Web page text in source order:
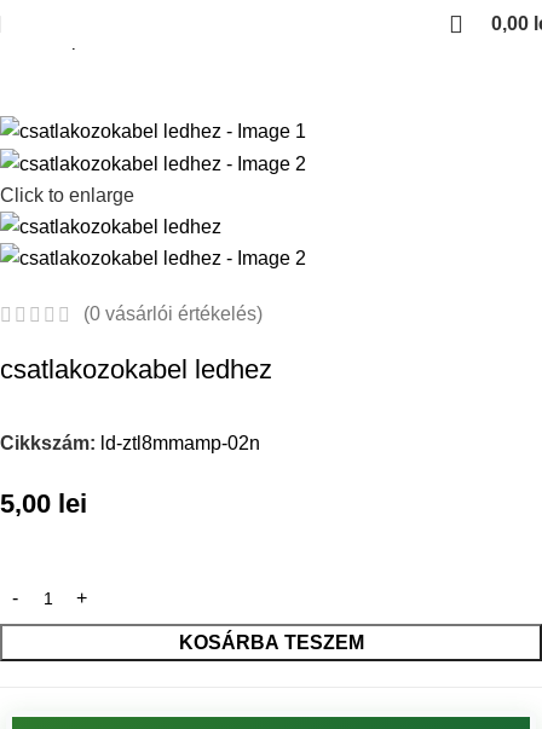
0,00
Click to enlarge
(0 vásárlói értékelés)
csatlakozokabel ledhez
Cikkszám: ld-ztl8mmamp-02n
5,00 lei
KOSÁRBA TESZEM